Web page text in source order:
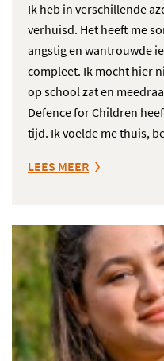
Ik heb in verschillende
verhuisd. Het heeft me
angstig en wantrouwde
compleet. Ik mocht hier
op school zat en
Defence for Children
tijd. Ik voelde me thuis,
LEES MEER